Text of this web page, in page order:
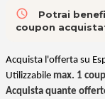
access_time
Potrai
coupon
Acquista l'offerta su
Utilizzabile max. 1
Acquista quante